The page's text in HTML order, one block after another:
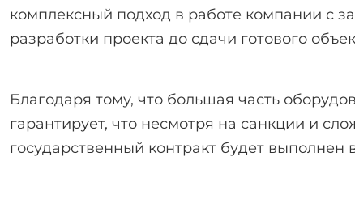
комплексный подход в работе компании с
разработки проекта до сдачи готового
Благодаря тому, что большая часть
гарантирует, что несмотря на санкции и
государственный контракт будет выполнен